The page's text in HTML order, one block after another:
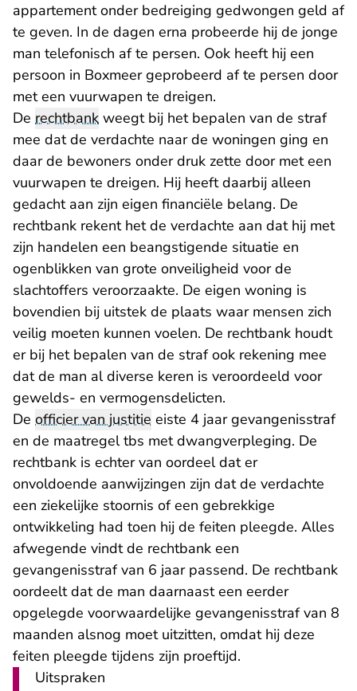
appartement onder bedreiging gedwongen geld af
te geven. In de dagen erna probeerde hij de jonge
man telefonisch af te persen. Ook heeft hij een
persoon in Boxmeer geprobeerd af te persen door
met een vuurwapen te dreigen.
De rechtbank weegt bij het bepalen van de straf
mee dat de verdachte naar de woningen ging en
daar de bewoners onder druk zette door met een
vuurwapen te dreigen. Hij heeft daarbij alleen
gedacht aan zijn eigen financiële belang. De
rechtbank rekent het de verdachte aan dat hij met
zijn handelen een beangstigende situatie en
ogenblikken van grote onveiligheid voor de
slachtoffers veroorzaakte. De eigen woning is
bovendien bij uitstek de plaats waar mensen zich
veilig moeten kunnen voelen. De rechtbank houdt
er bij het bepalen van de straf ook rekening mee
dat de man al diverse keren is veroordeeld voor
gewelds- en vermogensdelicten.
De officier van justitie eiste 4 jaar gevangenisstraf
en de maatregel tbs met dwangverpleging. De
rechtbank is echter van oordeel dat er
onvoldoende aanwijzingen zijn dat de verdachte
een ziekelijke stoornis of een gebrekkige
ontwikkeling had toen hij de feiten pleegde. Alles
afwegende vindt de rechtbank een
gevangenisstraf van 6 jaar passend. De rechtbank
oordeelt dat de man daarnaast een eerder
opgelegde voorwaardelijke gevangenisstraf van 8
maanden alsnog moet uitzitten, omdat hij deze
feiten pleegde tijdens zijn proeftijd.
Uitspraken